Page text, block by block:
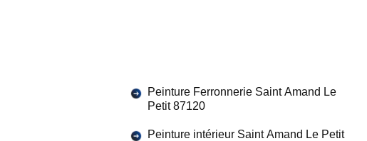
Peinture Ferronnerie Saint Amand Le
Petit 87120
Peinture intérieur Saint Amand Le Petit